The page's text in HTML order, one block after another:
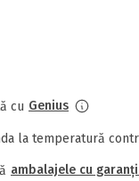
cu Genius
la temperatură
ambalajele cu